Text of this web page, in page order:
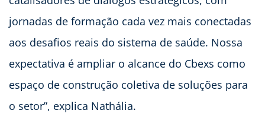
jornadas de formação cada vez mais conectadas
aos desafios reais do sistema de saúde. Nossa
expectativa é ampliar o alcance do Cbexs como
espaço de construção coletiva de soluções para
o setor”, explica Nathália.